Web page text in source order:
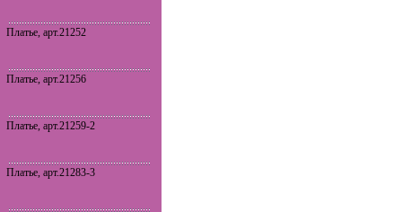
Платье, арт.21252
Платье, арт.21256
Платье, арт.21259-2
Платье, арт.21283-3